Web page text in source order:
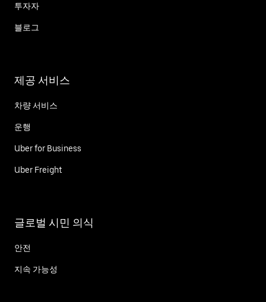
투자자
블로그
제공 서비스
차량 서비스
운행
Uber for Business
Uber Freight
글로벌 시민 의식
안전
지속 가능성